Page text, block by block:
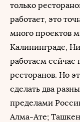
только
работает, это
много проектов
Калининграде,
работаем сейчас
ресторанов. Но
сделать два
пределами
Алма-Ате;